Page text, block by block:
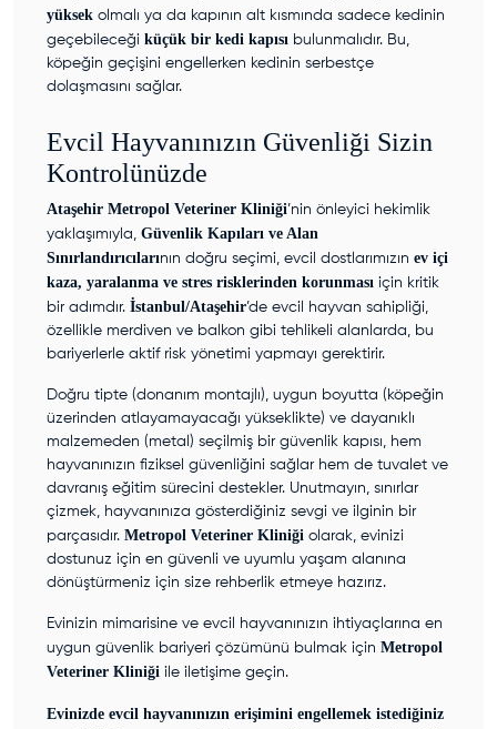
yüksek olmalı ya da kapının alt kısmında sadece kedinin
geçebileceği küçük bir kedi kapısı bulunmalıdır. Bu,
köpeğin geçişini engellerken kedinin serbestçe
dolaşmasını sağlar.
Evcil Hayvanınızın Güvenliği Sizin
Kontrolünüzde
Ataşehir Metropol Veteriner Kliniği’nin önleyici hekimlik
yaklaşımıyla, Güvenlik Kapıları ve Alan
Sınırlandırıcılarının doğru seçimi, evcil dostlarımızın ev içi
kaza, yaralanma ve stres risklerinden korunması için kritik
bir adımdır. İstanbul/Ataşehir’de evcil hayvan sahipliği,
özellikle merdiven ve balkon gibi tehlikeli alanlarda, bu
bariyerlerle aktif risk yönetimi yapmayı gerektirir.
Doğru tipte (donanım montajlı), uygun boyutta (köpeğin
üzerinden atlayamayacağı yükseklikte) ve dayanıklı
malzemeden (metal) seçilmiş bir güvenlik kapısı, hem
hayvanınızın fiziksel güvenliğini sağlar hem de tuvalet ve
davranış eğitim sürecini destekler. Unutmayın, sınırlar
çizmek, hayvanınıza gösterdiğiniz sevgi ve ilginin bir
parçasıdır. Metropol Veteriner Kliniği olarak, evinizi
dostunuz için en güvenli ve uyumlu yaşam alanına
dönüştürmeniz için size rehberlik etmeye hazırız.
Evinizin mimarisine ve evcil hayvanınızın ihtiyaçlarına en
uygun güvenlik bariyeri çözümünü bulmak için Metropol
Veteriner Kliniği ile iletişime geçin.
Evinizde evcil hayvanınızın erişimini engellemek istediğiniz